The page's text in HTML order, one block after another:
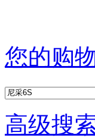
您的购
高级搜